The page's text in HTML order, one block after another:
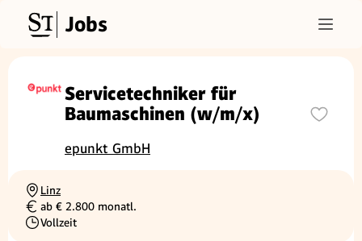
Jobs
Servicetechniker für
Baumaschinen (w/m/x)
epunkt GmbH
Ortschaft
Linz
Gehalt
ab € 2.800 monatl.
Beschäftigungsart
Vollzeit